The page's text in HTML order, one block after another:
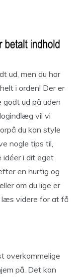
ud, men du har
i orden! Der er
ud på uden
vil vi
du kan style
nogle tips til,
idéer i dit eget
en hurtig og
om du lige er
læs videre for at få
overkommelige
på. Det kan